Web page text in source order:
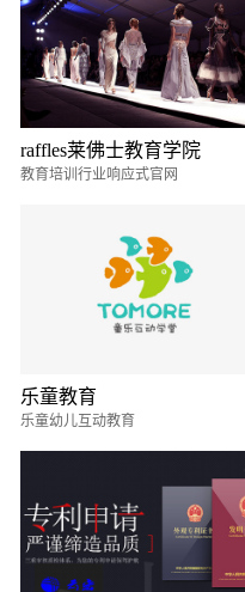
raffles莱佛士教育学院
教育培训行业响应式官网
乐童教育
乐童幼儿互动教育